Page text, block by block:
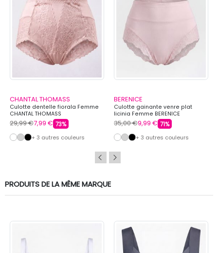
CHANTAL THOMASS
Culotte dentelle fiorala Femme
CHANTAL THOMASS
29,99 €7,99 € 73%
+ 3 autres couleurs
BERENICE
Culotte gainante venre plat
licinia Femme BERENICE
35,00 €9,99 € 71%
+ 3 autres couleurs
PRODUITS DE LA MÊME MARQUE